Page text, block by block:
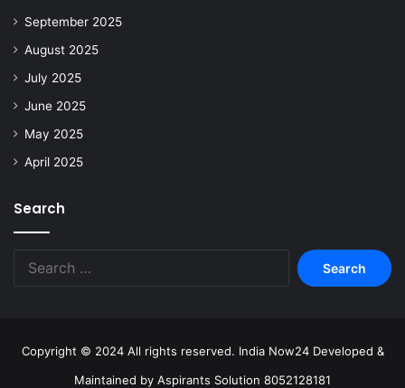
September 2025
August 2025
July 2025
June 2025
May 2025
April 2025
Search
Copyright © 2024 All rights reserved. India Now24 Developed &
Maintained by Aspirants Solution 8052128181